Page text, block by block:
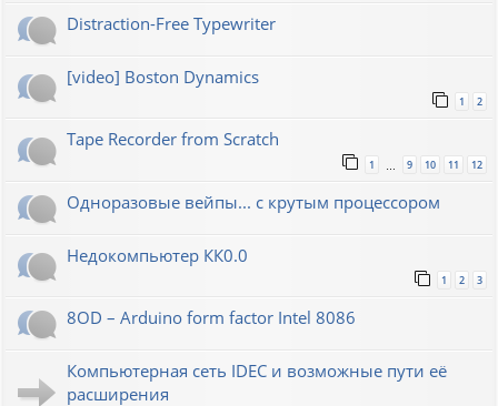
Distraction-Free Typewriter
[video] Boston Dynamics
1 2
Tape Recorder from Scratch
1 9 10 11 12
Одноразовые вейпы... с крутым процессором
Недокомпьютер КК0.0
1 2 3
8OD – Arduino form factor Intel 8086
Компьютерная сеть IDEC и возможные пути её
расширения